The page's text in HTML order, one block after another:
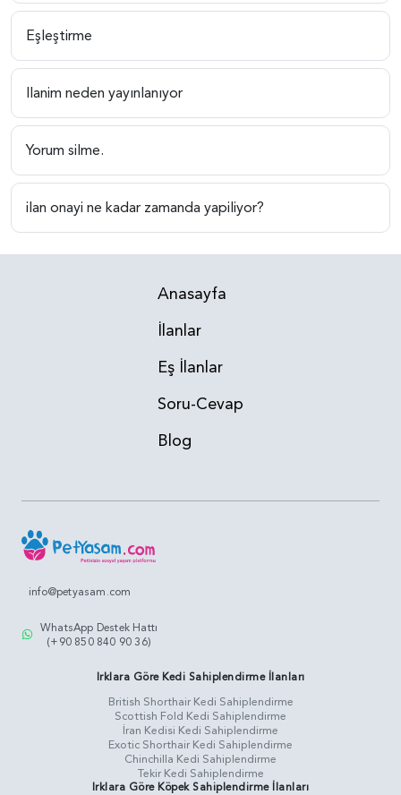
Eşleştirme
Ilanim neden yayınlanıyor
Yorum silme.
ilan onayi ne kadar zamanda yapiliyor?
Anasayfa
İlanlar
Eş İlanlar
Soru-Cevap
Blog
info@petyasam.com
WhatsApp Destek Hattı
(+90 850 840 90 36)
Irklara Göre Kedi Sahiplendirme İlanları
British Shorthair Kedi Sahiplendirme
Scottish Fold Kedi Sahiplendirme
İran Kedisi Kedi Sahiplendirme
Exotic Shorthair Kedi Sahiplendirme
Chinchilla Kedi Sahiplendirme
Tekir Kedi Sahiplendirme
Irklara Göre Köpek Sahiplendirme İlanları